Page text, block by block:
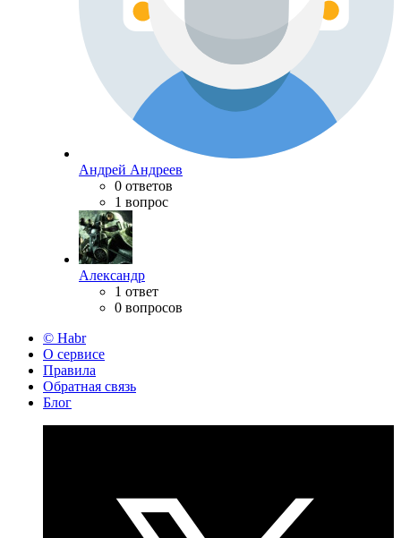
Андрей Андреев
0 ответов
1 вопрос
Александр
1 ответ
0 вопросов
© Habr
О сервисе
Правила
Обратная связь
Блог